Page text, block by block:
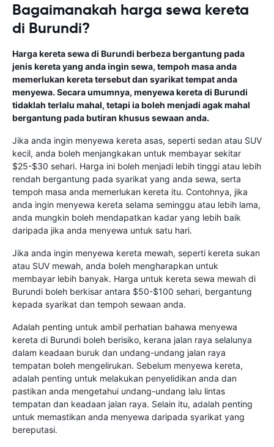
Bagaimanakah harga sewa kereta
di Burundi?
Harga kereta sewa di Burundi berbeza bergantung pada
jenis kereta yang anda ingin sewa, tempoh masa anda
memerlukan kereta tersebut dan syarikat tempat anda
menyewa. Secara umumnya, menyewa kereta di Burundi
tidaklah terlalu mahal, tetapi ia boleh menjadi agak mahal
bergantung pada butiran khusus sewaan anda.
Jika anda ingin menyewa kereta asas, seperti sedan atau SUV
kecil, anda boleh menjangkakan untuk membayar sekitar
$25-$30 sehari. Harga ini boleh menjadi lebih tinggi atau lebih
rendah bergantung pada syarikat yang anda sewa, serta
tempoh masa anda memerlukan kereta itu. Contohnya, jika
anda ingin menyewa kereta selama seminggu atau lebih lama,
anda mungkin boleh mendapatkan kadar yang lebih baik
daripada jika anda menyewa untuk satu hari.
Jika anda ingin menyewa kereta mewah, seperti kereta sukan
atau SUV mewah, anda boleh mengharapkan untuk
membayar lebih banyak. Harga untuk kereta sewa mewah di
Burundi boleh berkisar antara $50-$100 sehari, bergantung
kepada syarikat dan tempoh sewaan anda.
Adalah penting untuk ambil perhatian bahawa menyewa
kereta di Burundi boleh berisiko, kerana jalan raya selalunya
dalam keadaan buruk dan undang-undang jalan raya
tempatan boleh mengelirukan. Sebelum menyewa kereta,
adalah penting untuk melakukan penyelidikan anda dan
pastikan anda mengetahui undang-undang lalu lintas
tempatan dan keadaan jalan raya. Selain itu, adalah penting
untuk memastikan anda menyewa daripada syarikat yang
bereputasi.